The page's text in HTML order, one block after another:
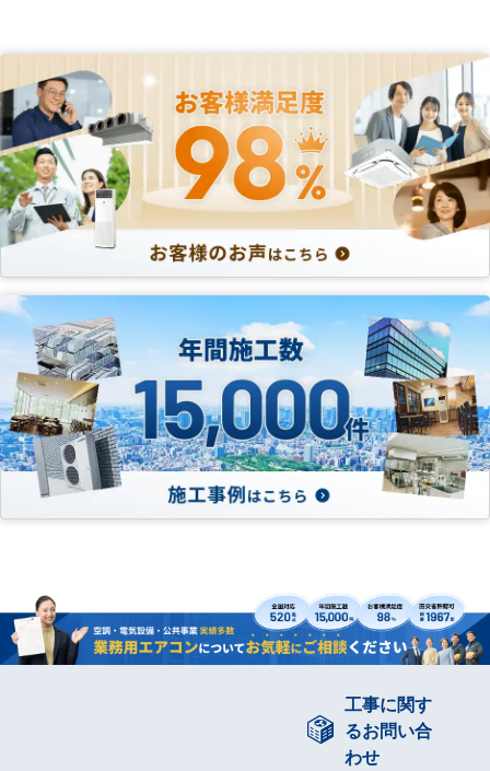
工事に関す
るお問い合
わせ